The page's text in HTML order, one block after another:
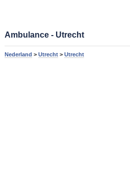
Ambulance - Utrecht
Nederland > Utrecht> Utrecht